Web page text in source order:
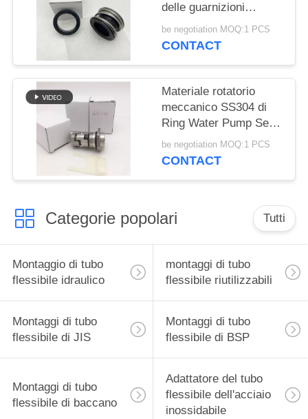
delle guarnizioni
meccaniche doppio
fronte dell'estremità
be negotiation MOQ:1 PCS
CONTACT
Materiale rotatorio
meccanico SS304 di
Ring Water Pump Seal
12mm
be negotiation MOQ:1 PCS
CONTACT
Categorie popolari Tutti
Montaggio di tubo
flessibile idraulico
montaggi di tubo
flessibile riutilizzabili
Montaggi di tubo
flessibile di JIS
Montaggi di tubo
flessibile di BSP
Montaggi di tubo
flessibile di baccano
Adattatore del tubo
flessibile dell'acciaio
inossidabile